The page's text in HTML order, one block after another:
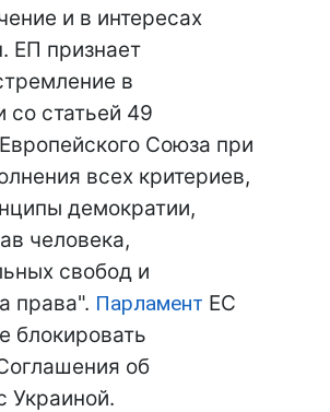
и в интересах
ЕП признает
в
со статьей 49
Союза при
всех критериев,
демократии,
человека,
свобод и
права". Парламент ЕС
блокировать
об
Украиной.